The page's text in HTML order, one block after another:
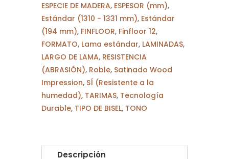
ESPECIE DE MADERA, ESPESOR (mm),
Estándar (1310 - 1331 mm), Estándar
(194 mm), FINFLOOR, Finfloor 12,
FORMATO, Lama estándar, LAMINADAS,
LARGO DE LAMA, RESISTENCIA
(ABRASIÓN), Roble, Satinado Wood
Impression, SÍ (Resistente a la
humedad), TARIMAS, Tecnología
Durable, TIPO DE BISEL, TONO
Descripción